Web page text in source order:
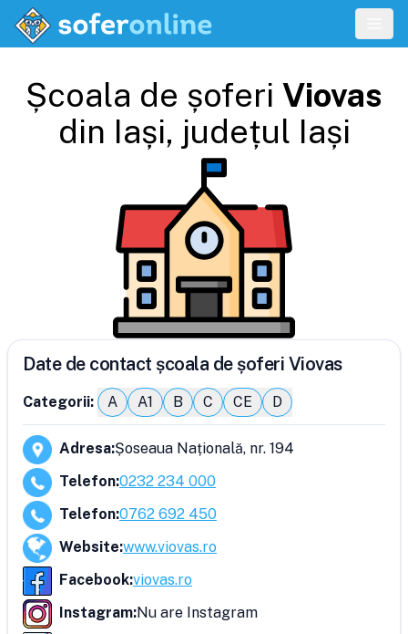
Școala de șoferi Viovas
din Iași, județul Iași
Date de contact școala de șoferi Viovas
Categorii: A A1 B C CE D
Adresa:Șoseaua Națională, nr. 194
Telefon:0232 234 000
Telefon:0762 692 450
Website:www.viovas.ro
Facebook:viovas.ro
Instagram:Nu are Instagram